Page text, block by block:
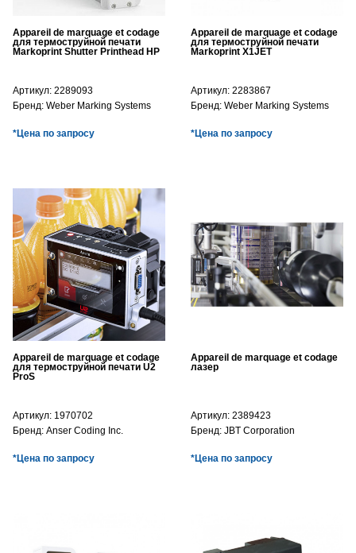
Appareil de marquage et codage
для термоструйной печати
Markoprint Shutter Printhead HP
Артикул: 2289093
Бренд: Weber Marking Systems
*Цена по запросу
Appareil de marquage et codage
для термоструйной печати
Markoprint X1JET
Артикул: 2283867
Бренд: Weber Marking Systems
*Цена по запросу
Appareil de marquage et codage
для термоструйной печати U2
ProS
Артикул: 1970702
Бренд: Anser Coding Inc.
*Цена по запросу
Appareil de marquage et codage
лазер
Артикул: 2389423
Бренд: JBT Corporation
*Цена по запросу